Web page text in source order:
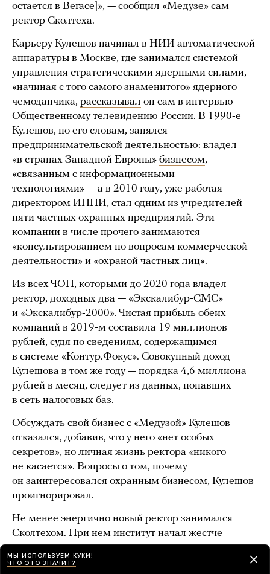
остается в Вегасе]», — сообщил «Медузе» сам
ректор Сколтеха.
Карьеру Кулешов начинал в НИИ автоматической
аппаратуры в Москве, где занимался системой
управления стратегическими ядерными силами,
«начиная с того самого знаменитого» ядерного
чемоданчика, рассказывал он сам в интервью
Общественному телевидению России. В 1990-е
Кулешов, по его словам, занялся
предпринимательской деятельностью: владел
«в странах Западной Европы» бизнесом,
«связанным с информационными
технологиями» — а в 2010 году, уже работая
директором ИППИ, стал одним из учредителей
пяти частных охранных предприятий. Эти
компании в числе прочего занимаются
«консультированием по вопросам коммерческой
деятельности» и «охраной частных лиц».
Из всех ЧОП, которыми до 2020 года владел
ректор, доходных два — «Экскалибур-СМС»
и «Экскалибур-2000». Чистая прибыль обеих
компаний в 2019-м составила 19 миллионов
рублей, судя по сведениям, содержащимся
в системе «Контур.Фокус». Совокупный доход
Кулешова в том же году — порядка 4,6 миллиона
рублей в месяц, следует из данных, попавших
в сеть налоговых баз.
Обсуждать свой бизнес с «Медузой» Кулешов
отказался, добавив, что у него «нет особых
секретов», но личная жизнь ректора «никого
не касается». Вопросы о том, почему
он заинтересовался охранным бизнесом, Кулешов
проигнорировал.
Не менее энергично новый ректор занимался
Сколтехом. При нем институт начал жестче
контролировать свои знаменитые
представительские расходы: в частности,
МЫ ИСПОЛЬЗУЕМ КУКИ!
ЧТО ЭТО ЗНАЧИТ?